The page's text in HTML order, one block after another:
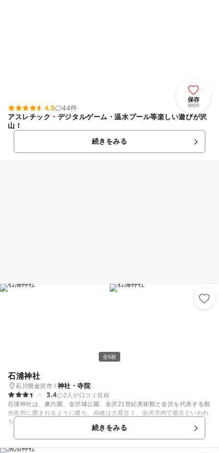
保存
9800
4.5
44件
アスレチック・デジタルゲーム・温水プール等楽しい遊びが沢
山！
続きをみる
全5枚
石浦神社
石川県金沢市 / 神社・寺院
3.4
2人が口コミ投稿
石浦神社は、兼六園、金沢城公園、金沢21世紀美術館と金沢を代表する観
光名所に囲まれるように建ち、由緒は大変古く、金沢市内で最古といわれ
る歴史のある神社です。 ご利益は多岐に渡り、加賀藩五代藩主・前田綱紀
が安産を祈願した安産の神としても知られ、また2柱の縁結びの神様が祀
られていることから恋愛成就を願って訪れる人も多いです。石浦神社では
また、2013年から「大人のお宮遊び」をコンセプトに年に数回ミニコン
続きをみる